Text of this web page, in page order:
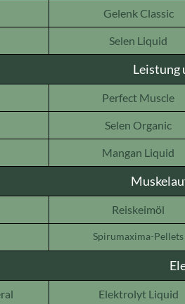
Gelenk Classic
Selen Liquid
Leistung
Perfect Muscle
Selen Organic
Mangan Liquid
Reiskeimöl
Spirumaxima-Pellets
Elektrolyt Liquid